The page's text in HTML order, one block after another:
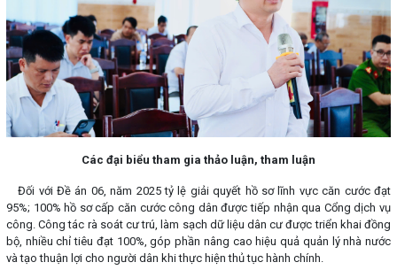
Các đại biểu tham gia thảo luận, tham luận
Đối với Đề án 06, năm 2025 tỷ lệ giải quyết hồ sơ lĩnh vực căn cước đạt
95%; 100% hồ sơ cấp căn cước công dân được tiếp nhận qua Cổng dịch vụ
công. Công tác rà soát cư trú, làm sạch dữ liệu dân cư được triển khai đồng
bộ, nhiều chỉ tiêu đạt 100%, góp phần nâng cao hiệu quả quản lý nhà nước
và tạo thuận lợi cho người dân khi thực hiện thủ tục hành chính.